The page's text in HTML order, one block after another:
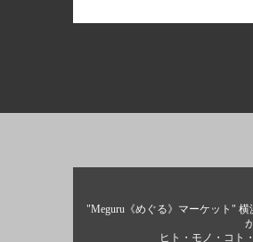
"Meguru《めぐる》マーケット" 横
ヒト・モノ・コト